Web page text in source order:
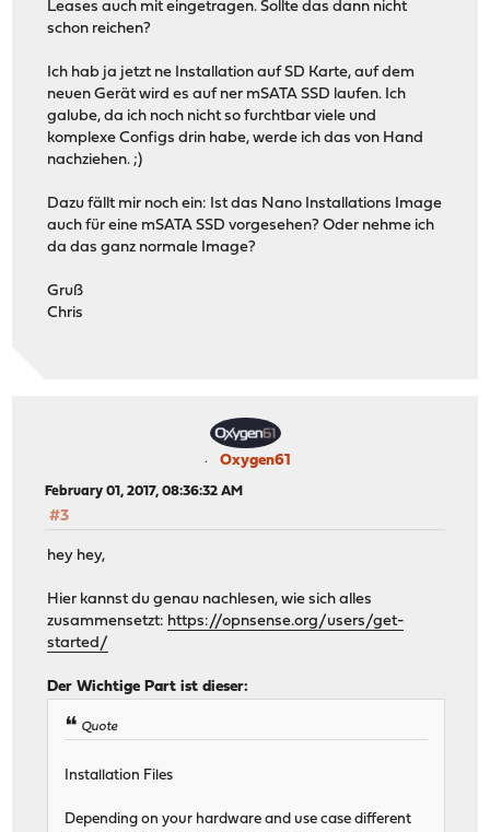
Leases auch mit eingetragen. Sollte das dann nicht
schon reichen?
Ich hab ja jetzt ne Installation auf SD Karte, auf dem
neuen Gerät wird es auf ner mSATA SSD laufen. Ich
galube, da ich noch nicht so furchtbar viele und
komplexe Configs drin habe, werde ich das von Hand
nachziehen. ;)
Dazu fällt mir noch ein: Ist das Nano Installations Image
auch für eine mSATA SSD vorgesehen? Oder nehme ich
da das ganz normale Image?
Gruß
Chris
Oxygen61
February 01, 2017, 08:36:32 AM
#3
hey hey,
Hier kannst du genau nachlesen, wie sich alles
zusammensetzt: https://opnsense.org/users/get-
started/
Der Wichtige Part ist dieser:
Quote
Installation Files
Depending on your hardware and use case different